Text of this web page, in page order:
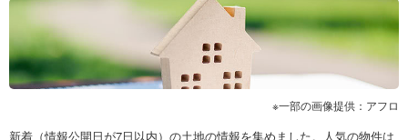
一部の画像提供：アフロ
新着（情報公開日が7日以内）の土地の情報を集めました。人気の物件は